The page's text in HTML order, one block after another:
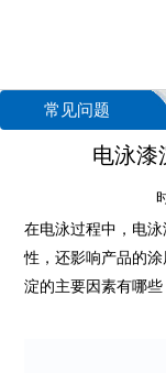
常见问题
电泳漆
在电泳过程中，电
性，还影响产品的
淀的主要因素有哪些